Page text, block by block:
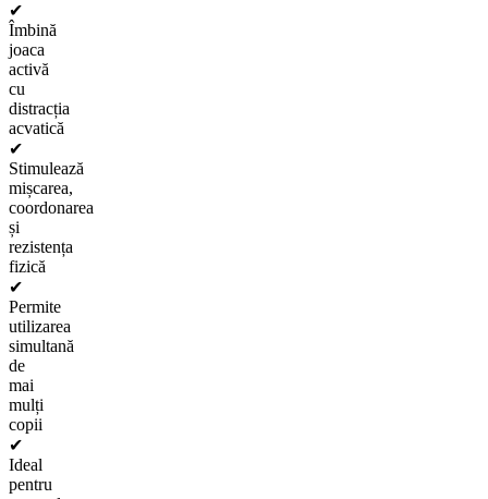
✔
Îmbină
joaca
activă
cu
distracția
acvatică
✔
Stimulează
mișcarea,
coordonarea
și
rezistența
fizică
✔
Permite
utilizarea
simultană
de
mai
mulți
copii
✔
Ideal
pentru